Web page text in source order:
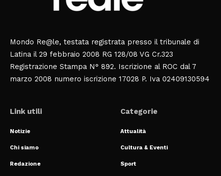
Mondo Re@le, testata registrata presso il tribunale di
Latina il 29 febbraio 2008 RG 128/08 VG Cr.323
Registrazione Stampa N° 892. Iscrizione al ROC dal 7
marzo 2008 numero iscrizione 17028 P. Iva 02409130594
Link utili
Notizie
Chi siamo
Redazione
Categorie
Attualità
Cultura & Eventi
Sport